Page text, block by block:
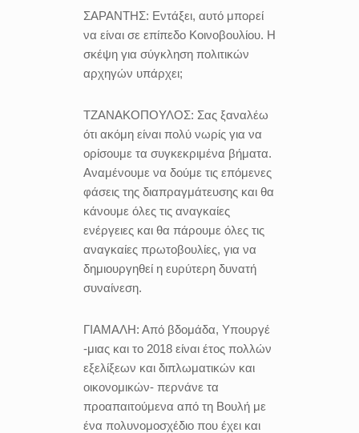
ΣΑΡΑΝΤΗΣ: Εντάξει, αυτό μπορεί
να είναι σε επίπεδο Κοινοβουλίου. Η
σκέψη για σύγκληση πολιτικών
αρχηγών υπάρχει;
ΤΖΑΝΑΚΟΠΟΥΛΟΣ: Σας ξαναλέω
ότι ακόμη είναι πολύ νωρίς για να
ορίσουμε τα συγκεκριμένα βήματα.
Αναμένουμε να δούμε τις επόμενες
φάσεις της διαπραγμάτευσης και θα
κάνουμε όλες τις αναγκαίες
ενέργειες και θα πάρουμε όλες τις
αναγκαίες πρωτοβουλίες, για να
δημιουργηθεί η ευρύτερη δυνατή
συναίνεση.
ΓΙΑΜΑΛΗ: Από βδομάδα, Υπουργέ
-μιας και το 2018 είναι έτος πολλών
εξελίξεων και διπλωματικών και
οικονομικών- περνάνε τα
προαπαιτούμενα από τη Βουλή με
ένα πολυνομοσχέδιο που έχει και